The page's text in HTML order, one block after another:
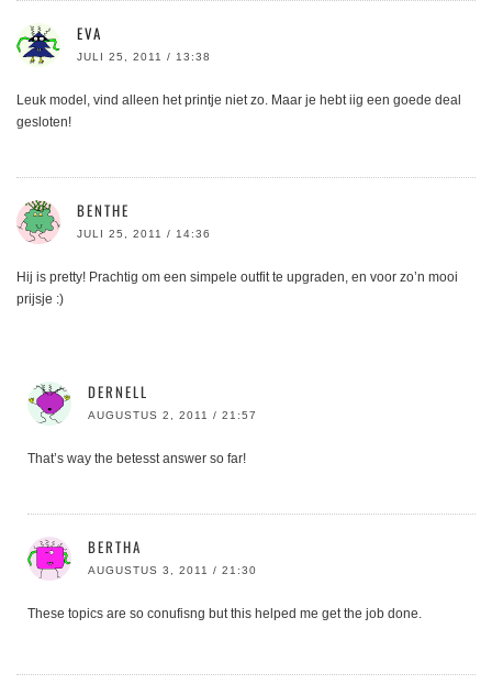
EVA
JULI 25, 2011 / 13:38
Leuk model, vind alleen het printje niet zo. Maar je hebt iig een goede deal
gesloten!
BENTHE
JULI 25, 2011 / 14:36
Hij is pretty! Prachtig om een simpele outfit te upgraden, en voor zo’n mooi
prijsje :)
DERNELL
AUGUSTUS 2, 2011 / 21:57
That’s way the betesst answer so far!
BERTHA
AUGUSTUS 3, 2011 / 21:30
These topics are so conufisng but this helped me get the job done.